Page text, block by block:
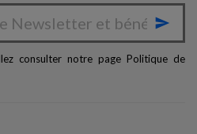

consulter notre page Politique de